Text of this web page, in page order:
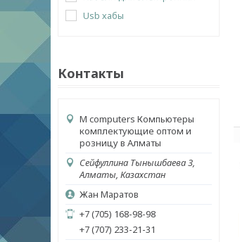
Usb хабы
Контакты
M computers Компьютеры
комплектующие оптом и
розницу в Алматы
Сейфуллина Тынышбаева 3,
Алматы, Казахстан
Жан Маратов
+7 (705) 168-98-98
+7 (707) 233-21-31